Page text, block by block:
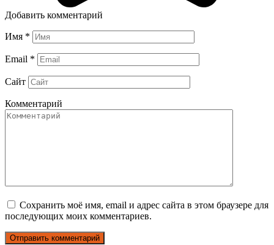
Добавить комментарий
Имя *
Email *
Сайт
Комментарий
Сохранить моё имя, email и адрес сайта в этом браузере для
последующих моих комментариев.